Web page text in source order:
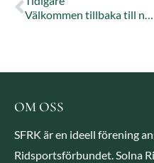
Välkommen tillbaka till ny ridtermin!
OM OSS
SFRK är en ideell förening
Ridsportsförbundet. Solna